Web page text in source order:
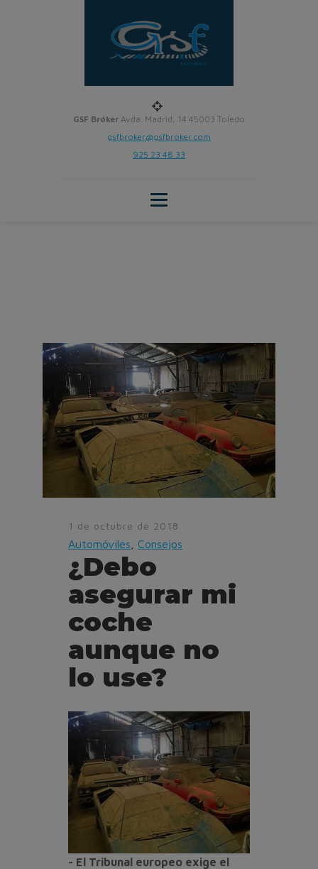
GSF Bróker Avda. Madrid, 14 45003 Toledo
gsfbroker@gsfbroker.com
925 23 48 33
1 de octubre de 2018
Automóviles Consejos
¿Debo
asegurar mi
coche
aunque no
lo use?
- El Tribunal europeo exige el